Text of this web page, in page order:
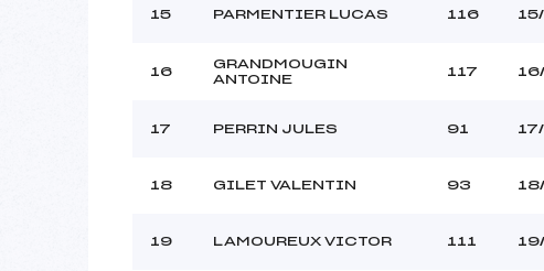
15 PARMENTIER LUCAS 116
16
GRANDMOUGIN
ANTOINE
117
17 PERRIN JULES 91
18 GILET VALENTIN 93
19 LAMOUREUX VICTOR 111